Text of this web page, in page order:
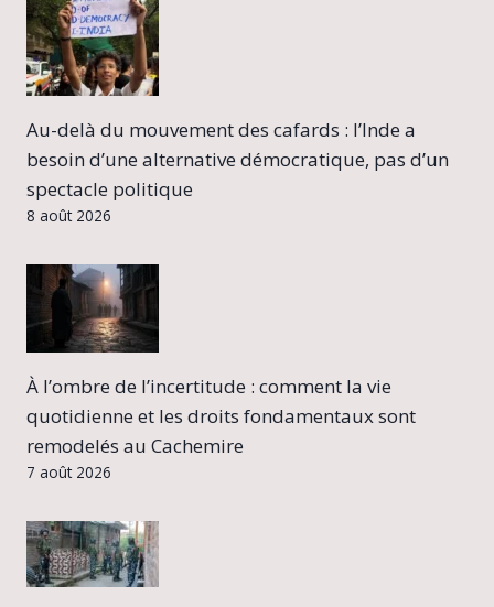
Au-delà du mouvement des cafards : l’Inde a
besoin d’une alternative démocratique, pas d’un
spectacle politique
8 août 2026
À l’ombre de l’incertitude : comment la vie
quotidienne et les droits fondamentaux sont
remodelés au Cachemire
7 août 2026